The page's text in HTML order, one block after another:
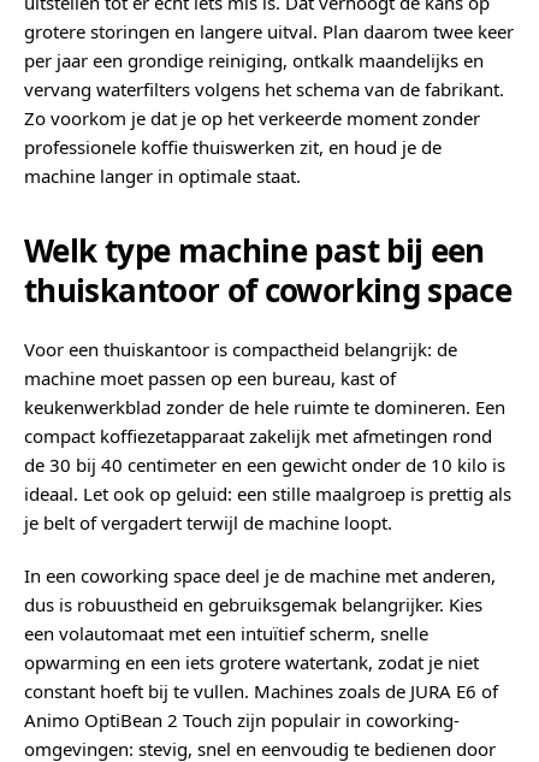
grotere storingen en langere uitval. Plan daarom twee keer
per jaar een grondige reiniging, ontkalk maandelijks en
vervang waterfilters volgens het schema van de fabrikant.
Zo voorkom je dat je op het verkeerde moment zonder
professionele koffie thuiswerken zit, en houd je de
machine langer in optimale staat.
Welk type machine past bij een
thuiskantoor of coworking space
Voor een thuiskantoor is compactheid belangrijk: de
machine moet passen op een bureau, kast of
keukenwerkblad zonder de hele ruimte te domineren. Een
compact koffiezetapparaat zakelijk met afmetingen rond
de 30 bij 40 centimeter en een gewicht onder de 10 kilo is
ideaal. Let ook op geluid: een stille maalgroep is prettig als
je belt of vergadert terwijl de machine loopt.
In een coworking space deel je de machine met anderen,
dus is robuustheid en gebruiksgemak belangrijker. Kies
een volautomaat met een intuïtief scherm, snelle
opwarming en een iets grotere watertank, zodat je niet
constant hoeft bij te vullen. Machines zoals de JURA E6 of
Animo OptiBean 2 Touch zijn populair in coworking-
omgevingen: stevig, snel en eenvoudig te bedienen door